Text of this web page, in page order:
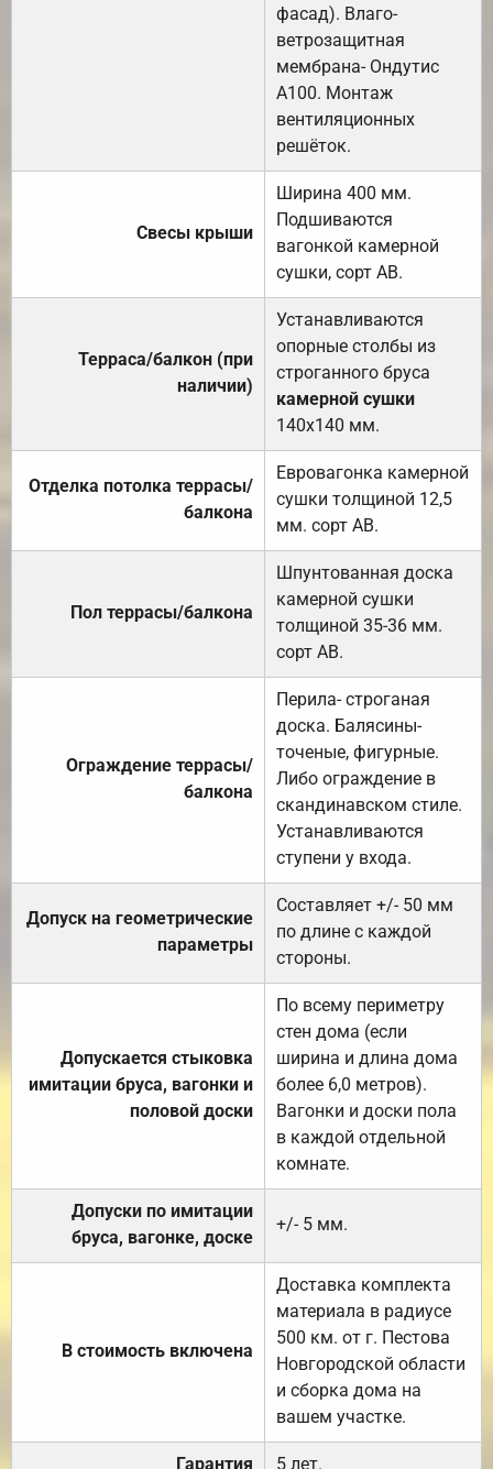
фасад). Влаго-
ветрозащитная
мембрана- Ондутис
А100. Монтаж
вентиляционных
решёток.
Свесы крыши
Ширина 400 мм.
Подшиваются
вагонкой камерной
сушки, сорт АВ.
Терраса/балкон (при
наличии)
Устанавливаются
опорные столбы из
строганного бруса
камерной сушки
140х140 мм.
Отделка потолка террасы/
балкона
Евровагонка камерной
сушки толщиной 12,5
мм. сорт АВ.
Пол террасы/балкона
Шпунтованная доска
камерной сушки
толщиной 35-36 мм.
сорт АВ.
Ограждение террасы/
балкона
Перила- строганая
доска. Балясины-
точеные, фигурные.
Либо ограждение в
скандинавском стиле.
Устанавливаются
ступени у входа.
Допуск на геометрические
параметры
Составляет +/- 50 мм
по длине с каждой
стороны.
Допускается стыковка
имитации бруса, вагонки и
половой доски
По всему периметру
стен дома (если
ширина и длина дома
более 6,0 метров).
Вагонки и доски пола
в каждой отдельной
комнате.
Допуски по имитации
бруса, вагонке, доске
+/- 5 мм.
В стоимость включена
Доставка комплекта
материала в радиусе
500 км. от г. Пестова
Новгородской области
и сборка дома на
вашем участке.
Гарантия 5 лет.